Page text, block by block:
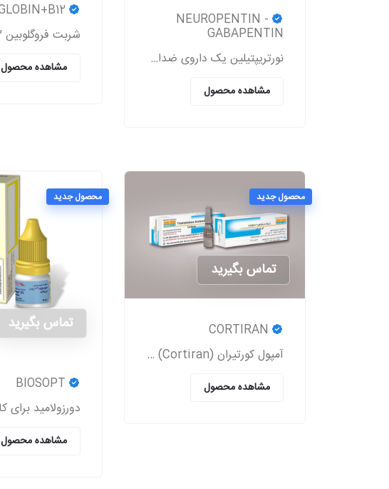
NEUROPENTIN -
GABAPENTIN
نورتریپتیلین یک داروی ضدافسردگی سه‌حلقه‌ای است که برای درمان افسردگی، دردهای عصبی (نوروپاتی)، پیشگیری از میگرن و برخی اختلالات روانی دیگر تجویز می‌شود
مشاهده محصول
مشاهده محصول
محصول جدید
تماس بگیرید
آمپول کورتیران (Cortiran) یک داروی استروئیدی است که معمولاً برای درمان التهاب و درد ناشی از شرایط مختلف پزشکی استفاده می‌شود.
مشاهده محصول
محصول جدید
تماس بگیرید
مشاهده محصول